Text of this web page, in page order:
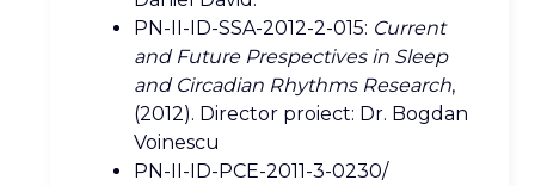
PN-II-ID-SSA-2012-2-015: Current
and Future Prespectives in Sleep
and Circadian Rhythms Research,
(2012). Director proiect: Dr. Bogdan
Voinescu
PN-II-ID-PCE-2011-3-0230/